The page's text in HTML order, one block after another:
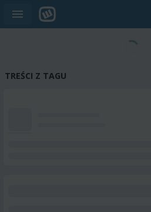
TREŚCI Z TAGU